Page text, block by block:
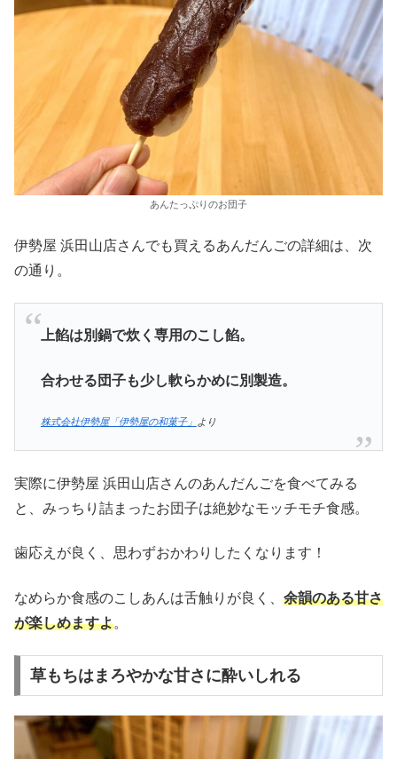
あんたっぷりのお団子
伊勢屋 浜田山店さんでも買えるあんだんごの詳細は、次
の通り。
上餡は別鍋で炊く専用のこし餡。
合わせる団子も少し軟らかめに別製造。
株式会社伊勢屋「伊勢屋の和菓子」 より
実際に伊勢屋 浜田山店さんのあんだんごを食べてみる
と、みっちり詰まったお団子は絶妙なモッチモチ食感。
歯応えが良く、思わずおかわりしたくなります！
なめらか食感のこしあんは舌触りが良く、 余韻のある甘さ
が楽しめますよ。
草もちはまろやかな甘さに酔いしれる